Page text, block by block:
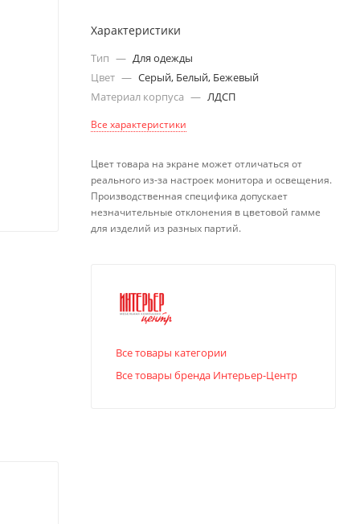
Характеристики
Тип — Для одежды
Цвет — Серый, Белый, Бежевый
Материал корпуса — ЛДСП
Все характеристики
Цвет товара на экране может отличаться от
реального из-за настроек монитора и освещения.
Производственная специфика допускает
незначительные отклонения в цветовой гамме
для изделий из разных партий.
Все товары категории
Все товары бренда Интерьер-Центр